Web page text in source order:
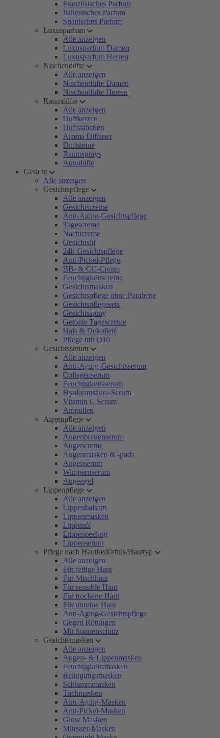
Französisches Parfum
Italienisches Parfum
Spanisches Parfum
Luxusparfum
Alle anzeigen
Luxusparfum Damen
Luxusparfum Herren
Nischendüfte
Alle anzeigen
Nischendüfte Damen
Nischendüfte Herren
Raumdüfte
Alle anzeigen
Duftkerzen
Duftstäbchen
Aroma Diffuser
Duftsteine
Raumsprays
Autodüfte
Gesicht
Alle anzeigen
Gesichtspflege
Alle anzeigen
Gesichtscreme
Anti-Aging-Gesichtspflege
Tagescreme
Nachtcreme
Gesichtsöl
24h-Gesichtspflege
Anti-Pickel-Pflege
BB- & CC-Cream
Feuchtigkeitscreme
Gesichtsmasken
Gesichtspflege ohne Parabene
Gesichtspflegesets
Gesichtsspray
Getönte Tagescreme
Hals & Dekolleté
Pflege mit Q10
Gesichtsserum
Alle anzeigen
Anti-Aging-Gesichtsserum
Collagenserum
Feuchtigkeitsserum
Hyaluronsäure-Serum
Vitamin C Serum
Ampullen
Augenpflege
Alle anzeigen
Augenbrauenserum
Augencreme
Augenmasken & -pads
Augenserum
Wimpernserum
Augengel
Lippenpflege
Alle anzeigen
Lippenbalsam
Lippenmasken
Lippenöl
Lippenpeeling
Lippenserum
Pflege nach Hautbedürfnis/Hauttyp
Alle anzeigen
Für fettige Haut
Für Mischhaut
Für sensible Haut
Für trockene Haut
Für unreine Haut
Anti-Aging-Gesichtspflege
Gegen Rötungen
Mit Sonnenschutz
Gesichtsmasken
Alle anzeigen
Augen- & Lippenmasken
Feuchtigkeitsmasken
Reinigungsmasken
Schlammmasken
Tuchmasken
Anti-Aging-Masken
Anti-Pickel-Masken
Glow Masken
Mitesser-Masken